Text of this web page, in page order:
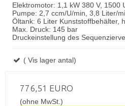
Elektromotor: 1,1 kW 380 V, 1500
Pumpe: 2,7 ccm/U/min, 3,8 Liter/
Öltank: 6 Liter Kunststoffbehälter,
Max. Druck: 145 bar
Druckeinstellung des
( Vis lager antal)
776,51 EURO
(ohne MwSt.)